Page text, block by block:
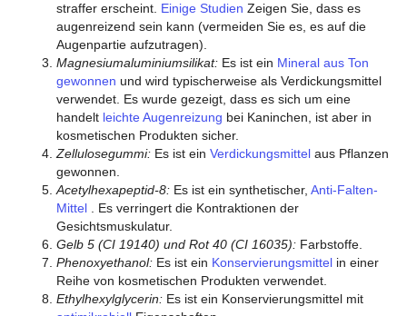
straffer erscheint. Einige Studien Zeigen Sie, dass es
augenreizend sein kann (vermeiden Sie es, es auf die
Augenpartie aufzutragen).
Magnesiumaluminiumsilikat: Es ist ein Mineral aus Ton
gewonnen und wird typischerweise als Verdickungsmittel
verwendet. Es wurde gezeigt, dass es sich um eine
handelt leichte Augenreizung bei Kaninchen, ist aber in
kosmetischen Produkten sicher.
Zellulosegummi: Es ist ein Verdickungsmittel aus Pflanzen
gewonnen.
Acetylhexapeptid-8: Es ist ein synthetischer, Anti-Falten-
Mittel . Es verringert die Kontraktionen der
Gesichtsmuskulatur.
Gelb 5 (CI 19140) und Rot 40 (CI 16035): Farbstoffe.
Phenoxyethanol: Es ist ein Konservierungsmittel in einer
Reihe von kosmetischen Produkten verwendet.
Ethylhexylglycerin: Es ist ein Konservierungsmittel mit